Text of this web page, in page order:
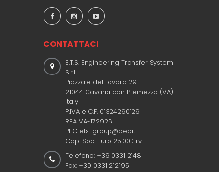
CONTATTACI
E.T.S. Engineering Transfer System
S.r.l.
Piazzale del Lavoro 29
21044 Cavaria con Premezzo (VA)
Italy
P.IVA e C.F. 01324290129
REA VA-172926
PEC ets-group@pec.it
Cap. Soc. Euro 25.000 i.v.
Telefono: +39 0331 2148
Fax: +39 0331 212195